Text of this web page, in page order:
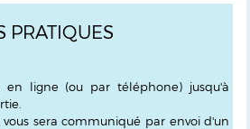
PRATIQUES
en ligne (ou par téléphone) jusqu'à
sera communiqué par envoi d'un